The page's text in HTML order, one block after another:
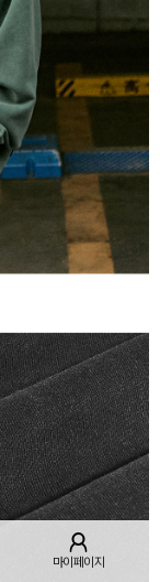
마이페이지